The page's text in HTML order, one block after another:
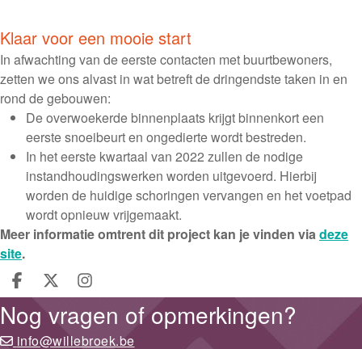
Klaar voor een mooie start
In afwachting van de eerste contacten met buurtbewoners,
zetten we ons alvast in wat betreft de dringendste taken in en
rond de gebouwen:
De overwoekerde binnenplaats krijgt binnenkort een
eerste snoeibeurt en ongedierte wordt bestreden.
In het eerste kwartaal van 2022 zullen de nodige
instandhoudingswerken worden uitgevoerd. Hierbij
worden de huidige schoringen vervangen en het voetpad
wordt opnieuw vrijgemaakt.
Meer informatie omtrent dit project kan je vinden viadeze
site.
Deel op facebook
Deel op X
Deel op Instagram
Nog vragen of opmerkingen?
info@willebroek.be